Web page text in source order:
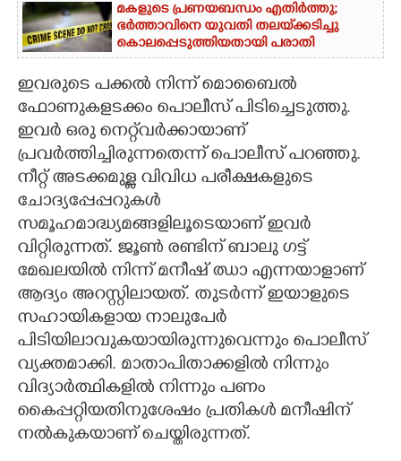
CONTACT US
മകളുടെ പ്രണയബന്ധം എതിർത്തു;
ഭർത്താവിനെ യുവതി തലയ്‌ക്കടിച്ചു
കൊലപ്പെടുത്തിയതായി പരാതി
ഇവരുടെ പക്കൽ നിന്ന് മൊബൈൽ
ഫോണുകളടക്കം പൊലീസ് പിടിച്ചെടുത്തു.
ഇവർ ഒരു നെറ്റ്‌വർക്കായാണ്
പ്രവർത്തിച്ചിരുന്നതെന്ന് പൊലീസ് പറഞ്ഞു.
നീറ്റ് അടക്കമുള്ള വിവിധ പരീക്ഷകളുടെ
ചോദ്യപ്പേപ്പറുകൾ
സമൂഹമാദ്ധ്യമങ്ങളിലൂടെയാണ് ഇവർ
വിറ്റിരുന്നത്. ജൂൺ രണ്ടിന് ബാലു ഗട്ട്
മേഖലയിൽ നിന്ന് മനീഷ് ഝാ എന്നയാളാണ്
ആദ്യം അറസ്റ്റിലായത്. തുടർന്ന് ഇയാളുടെ
സഹായികളായ നാലുപേർ
പിടിയിലാവുകയായിരുന്നുവെന്നും പൊലീസ്
വ്യക്തമാക്കി. മാതാപിതാക്കളിൽ നിന്നും
വിദ്യാർത്ഥികളിൽ നിന്നും പണം
കൈപ്പറ്റിയതിനുശേഷം പ്രതികൾ മനീഷിന്
നൽകുകയാണ് ചെയ്തിരുന്നത്.